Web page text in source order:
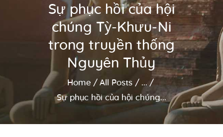
Sự phục hồi của hội
chúng Tỳ-Khưu-Ni
trong truyền thống
Nguyên Thủy
Home All Posts
...
Sự phục hồi của hội chúng...
Bài giảng
Lớp học và sự kiện
Về Dhammaduta